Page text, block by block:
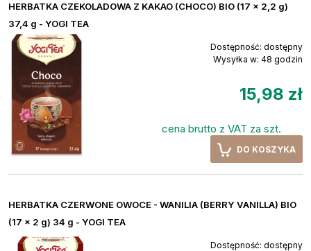
HERBATKA CZEKOLADOWA Z KAKAO (CHOCO) BIO (17 x 2,2 g)
37,4 g - YOGI TEA
Dostępność: dostępny
Wysyłka w: 48 godzin
15,98 zł
cena brutto z VAT za szt.
DO KOSZYKA
HERBATKA CZERWONE OWOCE - WANILIA (BERRY VANILLA) BIO
(17 x 2 g) 34 g - YOGI TEA
Dostępność: dostępny